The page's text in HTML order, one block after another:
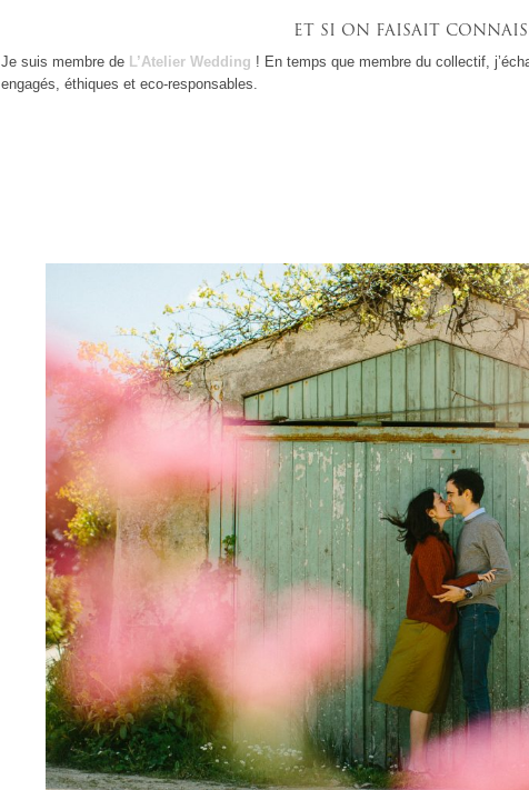
ET SI ON FAISAIT
Je suis membre de L’Atelier Wedding ! En temps que membre du collectif,
engagés, éthiques et eco-responsables.